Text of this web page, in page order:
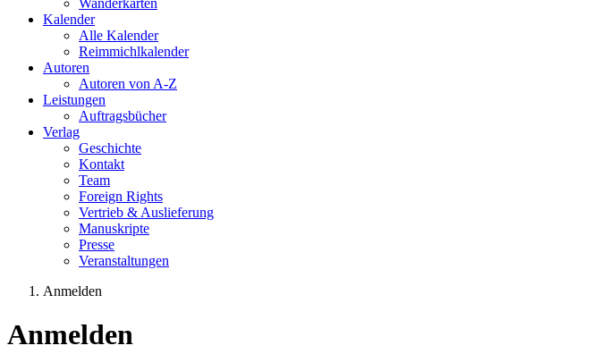
Wanderkarten
Kalender
Alle Kalender
Reimmichlkalender
Autoren
Autoren von A-Z
Leistungen
Auftragsbücher
Verlag
Geschichte
Kontakt
Team
Foreign Rights
Vertrieb & Auslieferung
Manuskripte
Presse
Veranstaltungen
Anmelden
Anmelden